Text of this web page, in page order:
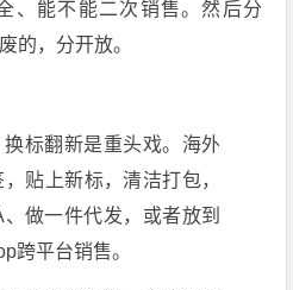
、能不能二次销售。然后分
的，分开放。
换标翻新是重头戏。海外
贴上新标，清洁打包，
做一件代发，或者放到
跨平台销售。